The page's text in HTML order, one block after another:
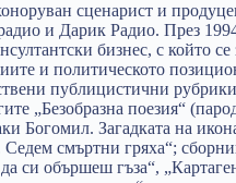
сценарист и
и Дарик Радио. През
бизнес, с който
и политическото
публицистични
„Безобразна поезия“
Богомил. Загадката на
смъртни гряха“;
си обършеш гъза“,